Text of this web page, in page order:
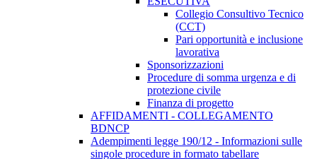
Collegio Consultivo Tecnico
(CCT)
Pari opportunità e inclusione
lavorativa
Sponsorizzazioni
Procedure di somma urgenza e di
protezione civile
Finanza di progetto
AFFIDAMENTI - COLLEGAMENTO
BDNCP
Adempimenti legge 190/12 - Informazioni sulle
singole procedure in formato tabellare